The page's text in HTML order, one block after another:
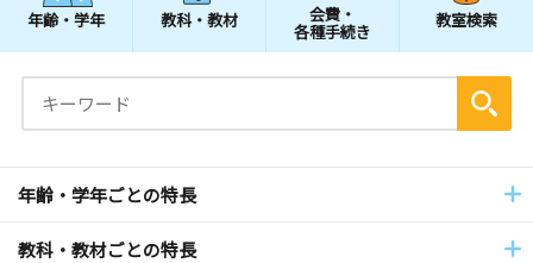
年齢・学年 教科・教材 会費・
各種手続き
教室検索
年齢・学年ごとの特長
教科・教材ごとの特長